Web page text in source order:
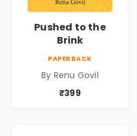
Pushed to the
Brink
PAPERBACK
By Renu Govil
₹399